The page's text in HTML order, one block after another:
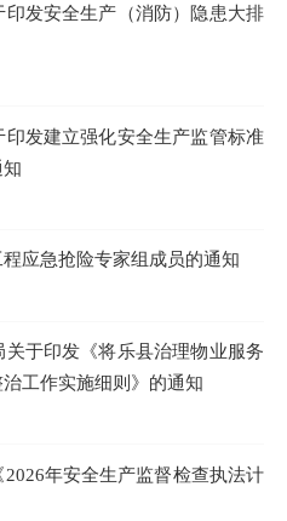
发安全生产（消防）隐患大排
发建立强化安全生产监管标准
应急抢险专家组成员的通知
于印发《将乐县治理物业服务
工作实施细则》的通知
年安全生产监督检查执法计